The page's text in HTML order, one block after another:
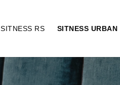
SITNESS RS SITNESS URBAN